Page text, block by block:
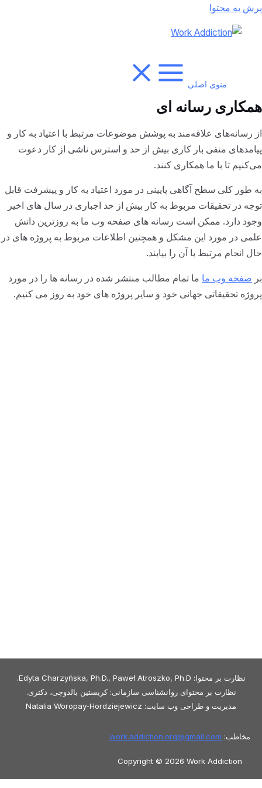
پرش به محتوا
منوی اصلی
همکاری رسانه ای
از رسانه‌های علاقه‌مند به پوشش موضوعات مرتبط با اعتیاد به کار و
پیامدهای منفی بار کاری بیش از حد و استرس ناشی از کار دعوت
می‌کنیم تا با ما همکاری کنند.
به طور کلی سطح آگاهی پایینی در مورد اعتیاد به کار و پیشرفت قابل
توجه در تحقیقات مربوط به کار بیش از حد اجباری در سال های اخیر
وجود دارد. ممکن است رسانه های صفحه وب ما به روزترین دانش
علمی در مورد این مشکل و همچنین اطلاعات مربوط به پروژه های در
حال انجام مرتبط با آن را بیابند.
بر صفحه وب ما ما تمام مطالب منتشر شده در رسانه ها را در مورد
پروژه تحقیقاتی جهانی خود و سایر پروژه های خود به روز می کنیم.
نظارت بر محتوا: Edyta Charzyńska, Ph.D., Paweł Atroszko, Ph.D.
نظارت بر محتوای روانشناسی سازمانی: کریستین بالدوچی، دکتری.
مدیریت و طراحی وب سایت: Natalia Woropay-Hordziejewicz
مخاطب: work.addiction.org@gmail.com
Copyright © 2026 Work Addiction